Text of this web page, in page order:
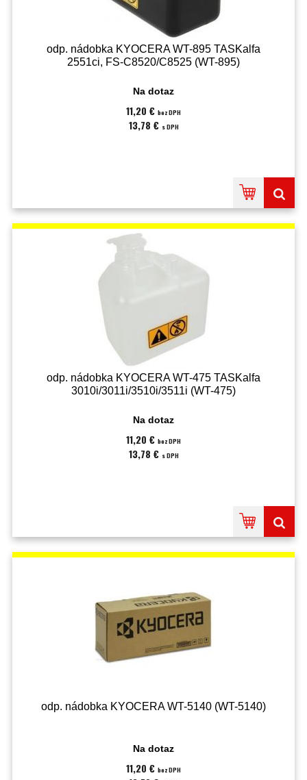
odp. nádobka KYOCERA WT-895 TASKalfa
2551ci, FS-C8520/C8525 (WT-895)
Na dotaz
11,20 € bez DPH
13,78 € s DPH
odp. nádobka KYOCERA WT-475 TASKalfa
3010i/3011i/3510i/3511i (WT-475)
Na dotaz
11,20 € bez DPH
13,78 € s DPH
odp. nádobka KYOCERA WT-5140 (WT-5140)
Na dotaz
11,20 € bez DPH